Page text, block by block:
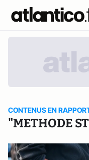
CONTENUS EN
"METHODE